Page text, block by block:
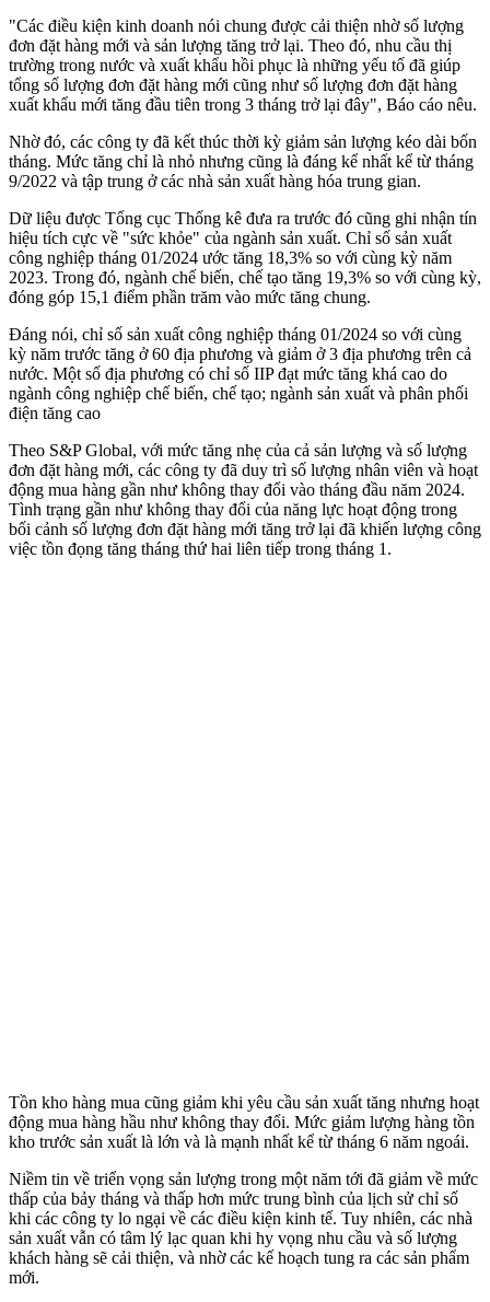
"Các điều kiện kinh doanh nói chung được cải thiện nhờ số lượng
đơn đặt hàng mới và sản lượng tăng trở lại. Theo đó, nhu cầu thị
trường trong nước và xuất khẩu hồi phục là những yếu tố đã giúp
tổng số lượng đơn đặt hàng mới cũng như số lượng đơn đặt hàng
xuất khẩu mới tăng đầu tiên trong 3 tháng trở lại đây", Báo cáo nêu.
Nhờ đó, các công ty đã kết thúc thời kỳ giảm sản lượng kéo dài bốn
tháng. Mức tăng chỉ là nhỏ nhưng cũng là đáng kể nhất kể từ tháng
9/2022 và tập trung ở các nhà sản xuất hàng hóa trung gian.
Dữ liệu được Tổng cục Thống kê đưa ra trước đó cũng ghi nhận tín
hiệu tích cực về "sức khỏe" của ngành sản xuất. Chỉ số sản xuất
công nghiệp tháng 01/2024 ước tăng 18,3% so với cùng kỳ năm
2023. Trong đó, ngành chế biến, chế tạo tăng 19,3% so với cùng kỳ,
đóng góp 15,1 điểm phần trăm vào mức tăng chung.
Đáng nói, chỉ số sản xuất công nghiệp tháng 01/2024 so với cùng
kỳ năm trước tăng ở 60 địa phương và giảm ở 3 địa phương trên cả
nước. Một số địa phương có chỉ số IIP đạt mức tăng khá cao do
ngành công nghiệp chế biến, chế tạo; ngành sản xuất và phân phối
điện tăng cao
Theo S&P Global, với mức tăng nhẹ của cả sản lượng và số lượng
đơn đặt hàng mới, các công ty đã duy trì số lượng nhân viên và hoạt
động mua hàng gần như không thay đổi vào tháng đầu năm 2024.
Tình trạng gần như không thay đổi của năng lực hoạt động trong
bối cảnh số lượng đơn đặt hàng mới tăng trở lại đã khiến lượng công
việc tồn đọng tăng tháng thứ hai liên tiếp trong tháng 1.
Tồn kho hàng mua cũng giảm khi yêu cầu sản xuất tăng nhưng hoạt
động mua hàng hầu như không thay đổi. Mức giảm lượng hàng tồn
kho trước sản xuất là lớn và là mạnh nhất kể từ tháng 6 năm ngoái.
Niềm tin về triển vọng sản lượng trong một năm tới đã giảm về mức
thấp của bảy tháng và thấp hơn mức trung bình của lịch sử chỉ số
khi các công ty lo ngại về các điều kiện kinh tế. Tuy nhiên, các nhà
sản xuất vẫn có tâm lý lạc quan khi hy vọng nhu cầu và số lượng
khách hàng sẽ cải thiện, và nhờ các kế hoạch tung ra các sản phẩm
mới.